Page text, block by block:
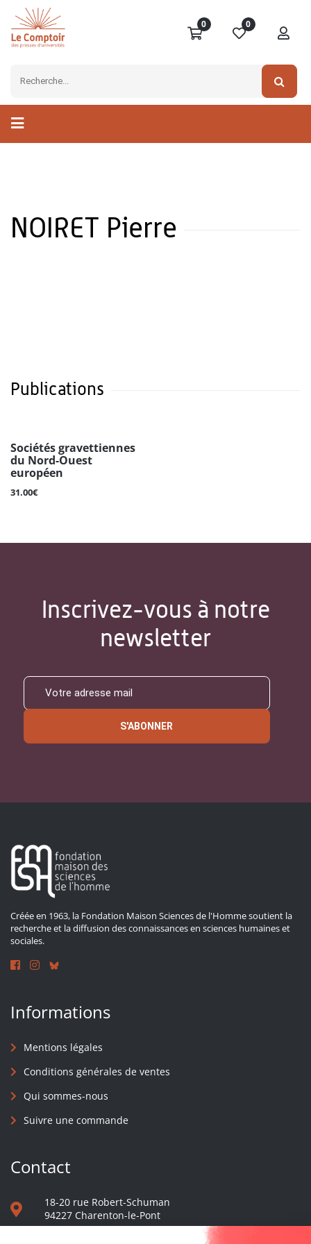
0 0
NOIRET Pierre
Publications
Sociétés gravettiennes
du Nord-Ouest
européen
31.00€
Inscrivez-vous à notre
newsletter
S'ABONNER
Créée en 1963, la Fondation Maison Sciences de l'Homme soutient la
recherche et la diffusion des connaissances en sciences humaines et
sociales.
Informations
Mentions légales
Conditions générales de ventes
Qui sommes-nous
Suivre une commande
Contact
18-20 rue Robert-Schuman
94227 Charenton-le-Pont